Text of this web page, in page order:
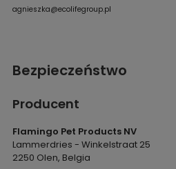
agnieszka@ecolifegroup.pl
Bezpieczeństwo
Producent
Flamingo Pet Products NV
Lammerdries - Winkelstraat 25
2250 Olen, Belgia